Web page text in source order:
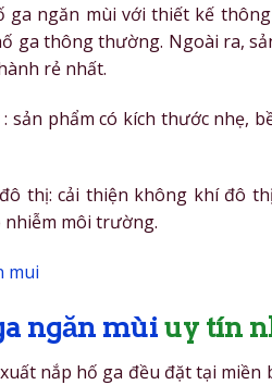
ga ngăn mùi với thiết kế
ga thông thường. Ngoài ra,
rẻ nhất.
sản phẩm có kích thước nhẹ,
thị: cải thiện không khí đô
nhiễm môi trường.
ngăn mùiuy tín
nắp hố ga đều đặt tại miền